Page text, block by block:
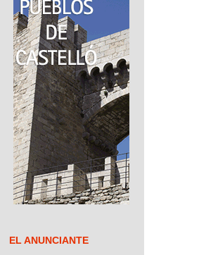
EL ANUNCIANTE